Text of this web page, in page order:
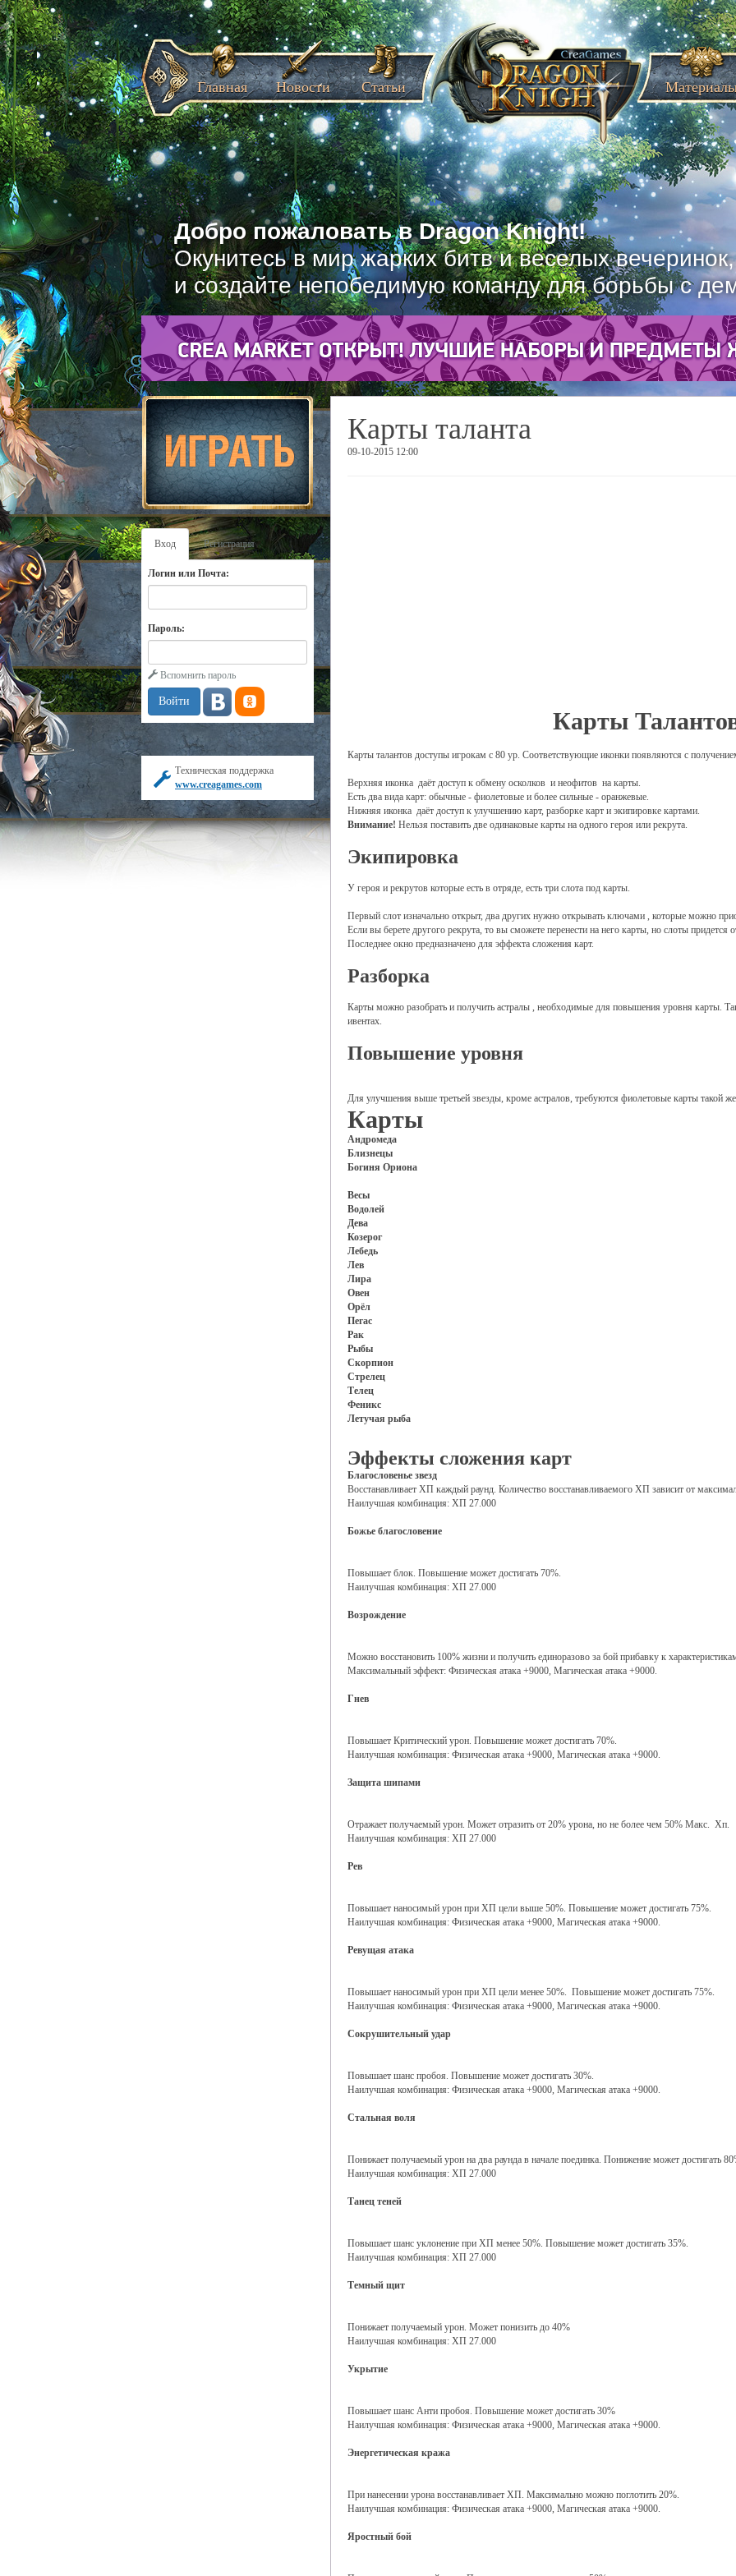
Добро пожаловать в Dragon Knight!
Окунитесь в мир жарких битв и веселых
и создайте непобедимую команду для борьбы с
Главная Новости Статьи
Вход Регистрация
Логин или Почта:
Пароль:
Вспомнить пароль
Техническая поддержка
www.creagames.com
Карты таланта
09-10-2015 12:00
Карты
Карты талантов доступы игрокам с 80 ур. Соответствующие иконки появляются с
Верхняя иконка даёт доступ к обмену осколков и неофитов на карты.
Есть два вида карт: обычные - фиолетовые и более сильные - оранжевые.
Нижняя иконка даёт доступ к улучшению карт, разборке карт и экипировке картами.
Внимание! Нельзя поставить две одинаковые карты на одного героя или рекрута.
Экипировка
У героя и рекрутов которые есть в отряде, есть три слота под карты.
Первый слот изначально открыт, два других нужно открывать ключами , которые можно
Если вы берете другого рекрута, то вы сможете перенести на него карты, но слоты придется
Последнее окно предназначено для эффекта сложения карт.
Разборка
Карты можно разобрать и получить астралы , необходимые для повышения уровня карты.
ивентах.
Повышение уровня
Для улучшения выше третьей звезды, кроме астралов, требуются фиолетовые карты такой
Карты
Андромеда
Близнецы
Богиня Ориона
Весы
Водолей
Дева
Козерог
Лебедь
Лев
Лира
Овен
Орёл
Пегас
Рак
Рыбы
Скорпион
Стрелец
Телец
Феникс
Летучая рыба
Эффекты сложения карт
Благословенье звезд
Восстанавливает ХП каждый раунд. Количество восстанавливаемого ХП зависит от
Наилучшая комбинация: ХП 27.000
Божье благословение
Повышает блок. Повышение может достигать 70%.
Наилучшая комбинация: ХП 27.000
Возрождение
Можно восстановить 100% жизни и получить единоразово за бой прибавку к
Максимальный эффект: Физическая атака +9000, Магическая атака +9000.
Гнев
Повышает Критический урон. Повышение может достигать 70%.
Наилучшая комбинация: Физическая атака +9000, Магическая атака +9000.
Защита шипами
Отражает получаемый урон. Может отразить от 20% урона, но не более чем 50% Макс. Хп.
Наилучшая комбинация: ХП 27.000
Рев
Повышает наносимый урон при ХП цели выше 50%. Повышение может достигать 75%.
Наилучшая комбинация: Физическая атака +9000, Магическая атака +9000.
Ревущая атака
Повышает наносимый урон при ХП цели менее 50%. Повышение может достигать 75%.
Наилучшая комбинация: Физическая атака +9000, Магическая атака +9000.
Сокрушительный удар
Повышает шанс пробоя. Повышение может достигать 30%.
Наилучшая комбинация: Физическая атака +9000, Магическая атака +9000.
Стальная воля
Понижает получаемый урон на два раунда в начале поединка. Понижение может достигать
Наилучшая комбинация: ХП 27.000
Танец теней
Повышает шанс уклонение при ХП менее 50%. Повышение может достигать 35%.
Наилучшая комбинация: ХП 27.000
Темный щит
Понижает получаемый урон. Может понизить до 40%
Наилучшая комбинация: ХП 27.000
Укрытие
Повышает шанс Анти пробоя. Повышение может достигать 30%
Наилучшая комбинация: Физическая атака +9000, Магическая атака +9000.
Энергетическая кража
При нанесении урона восстанавливает ХП. Максимально можно поглотить 20%.
Наилучшая комбинация: Физическая атака +9000, Магическая атака +9000.
Яростный бой